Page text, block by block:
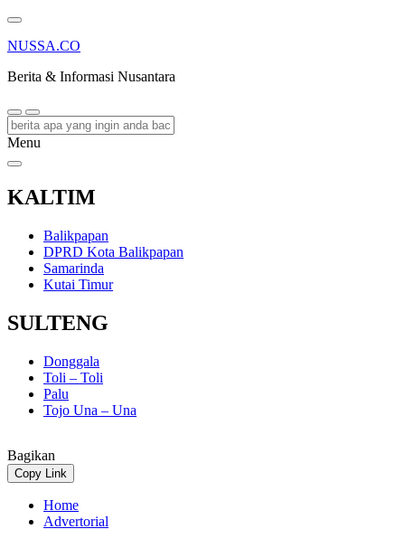
NUSSA.CO
Berita & Informasi Nusantara
Menu
KALTIM
Balikpapan
DPRD Kota Balikpapan
Samarinda
Kutai Timur
SULTENG
Donggala
Toli – Toli
Palu
Tojo Una – Una
Bagikan
Copy Link
Home
Advertorial